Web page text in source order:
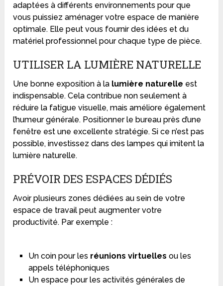
adaptées à différents environnements pour que
vous puissiez aménager votre espace de manière
optimale. Elle peut vous fournir des idées et du
matériel professionnel pour chaque type de pièce.
UTILISER LA LUMIÈRE NATURELLE
Une bonne exposition à la lumière naturelle est
indispensable. Cela contribue non seulement à
réduire la fatigue visuelle, mais améliore également
l’humeur générale. Positionner le bureau près d’une
fenêtre est une excellente stratégie. Si ce n’est pas
possible, investissez dans des lampes qui imitent la
lumière naturelle.
PRÉVOIR DES ESPACES DÉDIÉS
Avoir plusieurs zones dédiées au sein de votre
espace de travail peut augmenter votre
productivité. Par exemple :
Un coin pour les réunions virtuelles ou les
appels téléphoniques
Un espace pour les activités générales de